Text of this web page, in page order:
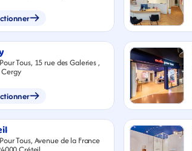
Tous, 15 rue des Galeries ,
Tous, Avenue de la France